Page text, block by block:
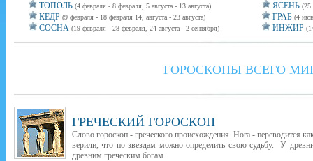
ТОПОЛЬ (4 февраля - 8 февраля, 5 августа - 13 августа)
КЕДР (9 февраля - 18 февраля 14, августа - 23 августа)
СОСНА (19 февраля - 28 февраля, 24 августа - 2 сентября)
ЯСЕНЬ (25
ГРАБ (4
ИНЖИР
ГОРОСКОПЫ ВСЕГО
ГРЕЧЕСКИЙ ГОРОСКОП
Слово гороскоп - греческого происхождения. Hora - переводится
верили, что по звездам можно определить свою судьбу. У
древним греческим богам.